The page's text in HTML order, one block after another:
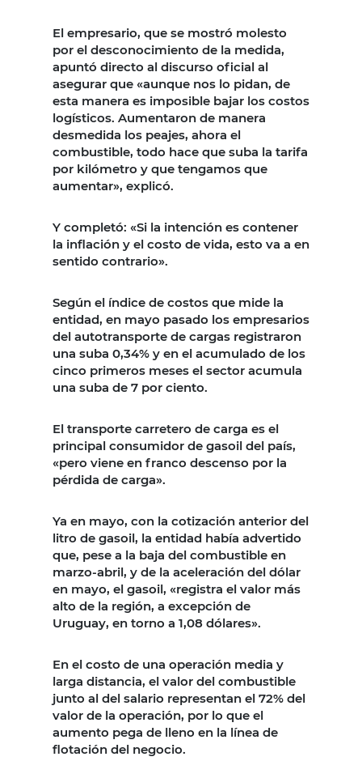
El empresario, que se mostró molesto
por el desconocimiento de la medida,
apuntó directo al discurso oficial al
asegurar que «aunque nos lo pidan, de
esta manera es imposible bajar los costos
logísticos. Aumentaron de manera
desmedida los peajes, ahora el
combustible, todo hace que suba la tarifa
por kilómetro y que tengamos que
aumentar», explicó.
Y completó: «Si la intención es contener
la inflación y el costo de vida, esto va a en
sentido contrario».
Según el índice de costos que mide la
entidad, en mayo pasado los empresarios
del autotransporte de cargas registraron
una suba 0,34% y en el acumulado de los
cinco primeros meses el sector acumula
una suba de 7 por ciento.
El transporte carretero de carga es el
principal consumidor de gasoil del país,
«pero viene en franco descenso por la
pérdida de carga».
Ya en mayo, con la cotización anterior del
litro de gasoil, la entidad había advertido
que, pese a la baja del combustible en
marzo-abril, y de la aceleración del dólar
en mayo, el gasoil, «registra el valor más
alto de la región, a excepción de
Uruguay, en torno a 1,08 dólares».
En el costo de una operación media y
larga distancia, el valor del combustible
junto al del salario representan el 72% del
valor de la operación, por lo que el
aumento pega de lleno en la línea de
flotación del negocio.